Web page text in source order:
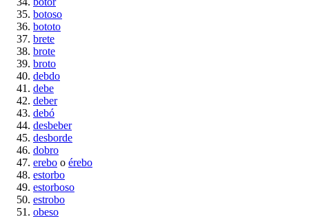
botoso
bototo
brete
brote
broto
debdo
debe
deber
debó
desbeber
desborde
dobro
erebo o érebo
estorbo
estorboso
estrobo
obeso